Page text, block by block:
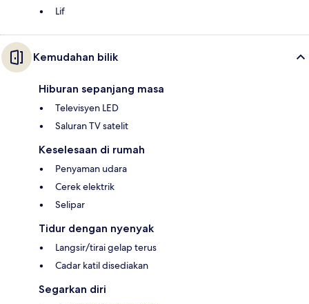
Lif
Kemudahan bilik
Hiburan sepanjang masa
Televisyen LED
Saluran TV satelit
Keselesaan di rumah
Penyaman udara
Cerek elektrik
Selipar
Tidur dengan nyenyak
Langsir/tirai gelap terus
Cadar katil disediakan
Segarkan diri